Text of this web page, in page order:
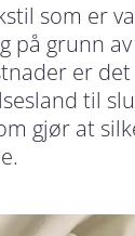
som er
på grunn av
er
til
gjør at